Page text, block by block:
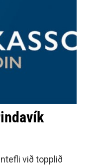
við topplið